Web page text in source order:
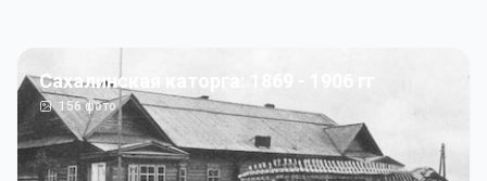
Сахалинская каторга: 1869 - 1906 гг
156фото